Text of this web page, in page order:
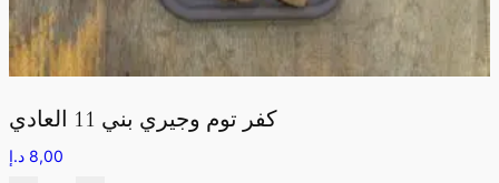
كفر توم وجيري بني 11 العادي
8,00 د.إ